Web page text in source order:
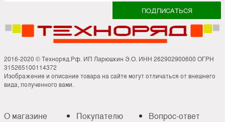
2016-2020 © Техноряд.Рф. ИП Ларюшкин Э.О. ИНН 262902900600 ОГРН
315265100114372
Изображение и описание товара на сайте могут отличаться от внешнего
вида, полученного вами.
О магазине
Покупателю
Вопрос-ответ